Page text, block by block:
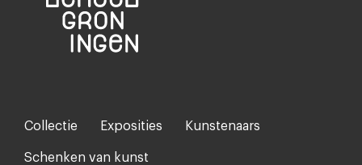
Footer-
menu
Collectie Exposities Kunstenaars
Schenken van kunst